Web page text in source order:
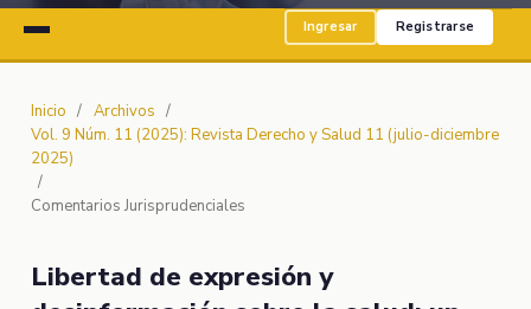
Ingresar Registrarse
Inicio / Archivos /
Vol. 9 Núm. 11 (2025): Revista Derecho y Salud 11 (julio-diciembre
2025)
/
Comentarios Jurisprudenciales
Libertad de expresión y